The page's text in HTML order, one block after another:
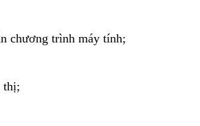
chương trình máy tính;
thị;